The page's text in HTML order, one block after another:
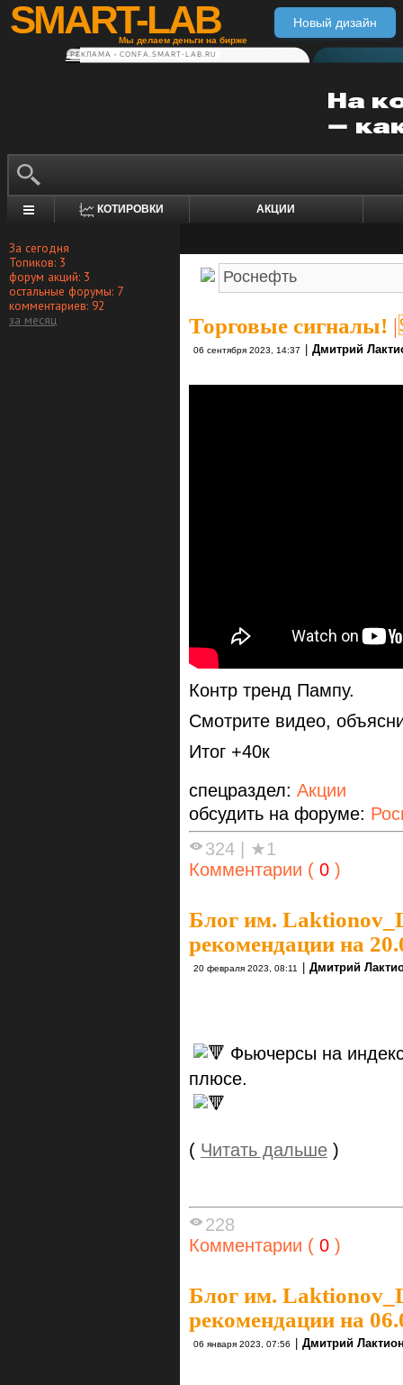
SMART-LAB
Мы делаем деньги на бирже
Новый дизайн
РЕКЛАМА • CONFA.SMART-LAB.RU
КОТИРОВКИ АКЦИИ
За сегодня
Топиков: 3
форум акций: 3
остальные форумы: 7
комментариев: 92
за месяц
Торговые сигналы! |
06 сентября 2023, 14:37 Дмитрий
Контр тренд Пампу.
Смотрите видео,
Итог +40к
спецраздел: Акции
обсудить на форуме:
324
★1
Комментарии ( 0 )
Блог им.
рекомендации на
20 февраля 2023, 08:11 Дмитрий
Фьючерсы на
плюсе.
( Читать дальше )
228
Комментарии ( 0 )
Блог им.
рекомендации на
06 января 2023, 07:56 | Дмитрий